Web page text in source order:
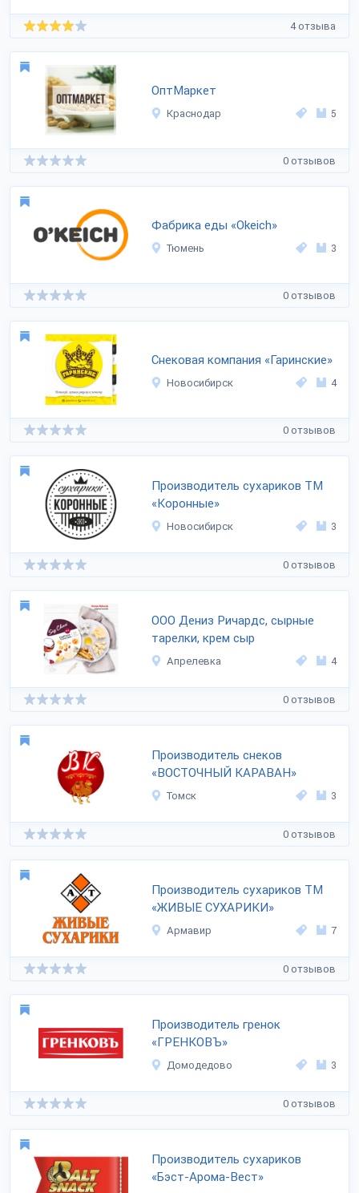
4 отзыва
ОптМаркет
Краснодар 5
0 отзывов
Фабрика еды «Okeich»
Тюмень 3
0 отзывов
Снековая компания «Гаринские»
Новосибирск 4
0 отзывов
Производитель сухариков ТМ
«Коронные»
Новосибирск 3
0 отзывов
ООО Дениз Ричардс, сырные
тарелки, крем сыр
Апрелевка 4
0 отзывов
Производитель снеков
«ВОСТОЧНЫЙ КАРАВАН»
Томск 3
0 отзывов
Производитель сухариков ТМ
«ЖИВЫЕ СУХАРИКИ»
Армавир 7
0 отзывов
Производитель гренок
«ГРЕНКОВЪ»
Домодедово 3
0 отзывов
Производитель сухариков
«Бэст-Арома-Вест»